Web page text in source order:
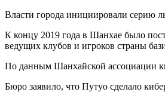
Власти города инициировали серию
К концу 2019 года в Шанхае было
ведущих клубов и игроков страны
По данным Шанхайской ассоциации
Бюро заявило, что Путуо сделало